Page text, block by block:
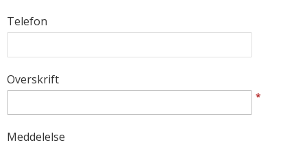
Telefon
Overskrift
*
Meddelelse